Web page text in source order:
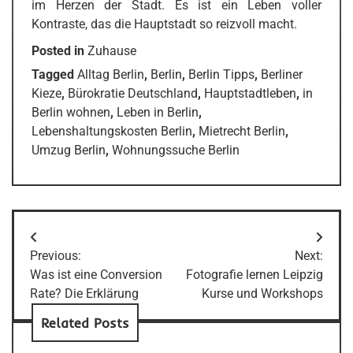
im Herzen der Stadt. Es ist ein Leben voller
Kontraste, das die Hauptstadt so reizvoll macht.
Posted in Zuhause
Tagged Alltag Berlin, Berlin, Berlin Tipps, Berliner
Kieze, Bürokratie Deutschland, Hauptstadtleben, in
Berlin wohnen, Leben in Berlin,
Lebenshaltungskosten Berlin, Mietrecht Berlin,
Umzug Berlin, Wohnungssuche Berlin
Post
navigation
Previous:
Was ist eine Conversion
Rate? Die Erklärung
Next:
Fotografie lernen Leipzig
Kurse und Workshops
Related Posts